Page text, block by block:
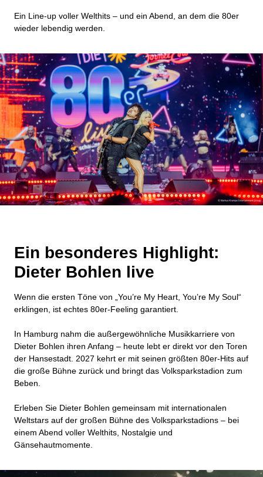
Ein Line-up voller Welthits – und ein Abend, an dem die 80er
wieder lebendig werden.
Ein besonderes Highlight:
Dieter Bohlen live
Wenn die ersten Töne von „You’re My Heart, You’re My Soul“
erklingen, ist echtes 80er-Feeling garantiert.
In Hamburg nahm die außergewöhnliche Musikkarriere von
Dieter Bohlen ihren Anfang – heute lebt er direkt vor den Toren
der Hansestadt. 2027 kehrt er mit seinen größten 80er-Hits auf
die große Bühne zurück und bringt das Volksparkstadion zum
Beben.
Erleben Sie Dieter Bohlen gemeinsam mit internationalen
Weltstars auf der großen Bühne des Volksparkstadions – bei
einem Abend voller Welthits, Nostalgie und
Gänsehautmomente.